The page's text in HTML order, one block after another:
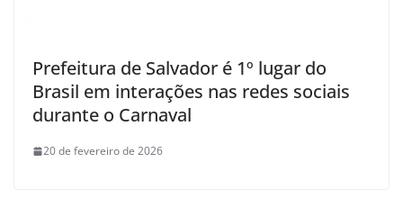
Prefeitura de Salvador é 1º lugar do
Brasil em interações nas redes sociais
durante o Carnaval
20 de fevereiro de 2026